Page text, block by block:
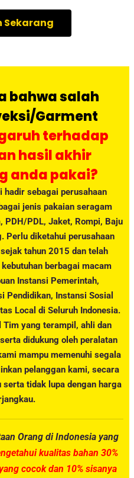
Sekarang
bahwa salah
Garment
terhadap
hasil akhir
anda pakai?
hadir sebagai perusahaan
jenis pakaian seragam
PDH/PDL, Jaket, Rompi, Baju
Perlu diketahui perusahaan
tahun 2015 dan telah
berbagai macam
Instansi Pemerintah,
Pendidikan, Instansi Sosial
Local di Seluruh Indonesia.
yang terampil, ahli dan
didukung oleh peralatan
mampu memenuhi segala
pelanggan kami, secara
tidak lupa dengan harga
Orang di Indonesia yang
kualitas bahan 30%
cocok dan 10% sisanya